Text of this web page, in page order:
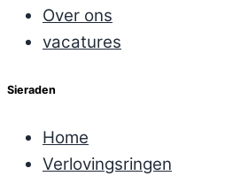
Over ons
vacatures
Sieraden
Home
Verlovingsringen